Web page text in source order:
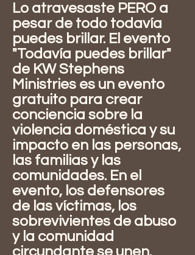
Lo atravesaste PERO a
pesar de todo todavía
puedes brillar. El evento
"Todavía puedes brillar"
de KW Stephens
Ministries es un evento
gratuito para crear
conciencia sobre la
violencia doméstica y su
impacto en las personas,
las familias y las
comunidades. En el
evento, los defensores
de las víctimas, los
sobrevivientes de abuso
y la comunidad
circundante se unen.